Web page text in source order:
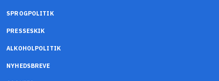
SPROGPOLITIK
PRESSESKIK
ALKOHOLPOLITIK
NYHEDSBREVE